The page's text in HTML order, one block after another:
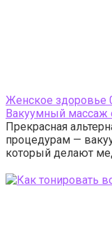
Женское здоровье
Вакуумный массаж
Прекрасная
процедурам —
который делают